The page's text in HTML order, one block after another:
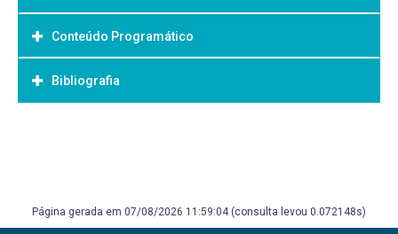
Objetivo Geral:
Gerais: Expandir as habilidades interpretativas em que
envolvam o domínio de recursos técnicos e idiomáticos ao
Conteúdo Programático
Bibliografia
Porto Alegre: Movimento, 2002. 215 p.
Página gerada em 07/08/2026 11:59:04 (consulta levou 0.072148s)